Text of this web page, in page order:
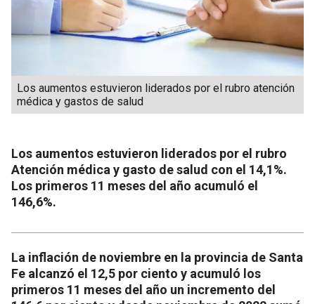
Los aumentos estuvieron liderados por el rubro atención
médica y gastos de salud
Los aumentos estuvieron liderados por el rubro
Atención médica y gasto de salud con el 14,1%.
Los primeros 11 meses del año acumuló el
146,6%.
La inflación de noviembre en la provincia de Santa
Fe alcanzó el 12,5 por ciento y acumuló los
primeros 11 meses del año un incremento del